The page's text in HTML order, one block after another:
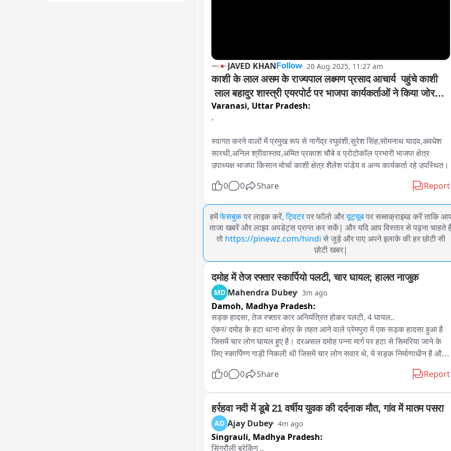
JAVED KHAN Follow 20 Aug 2025, 11:27 am
काशी के लाल असम के राज्यपाल लक्ष्मण प्रसाद आचार्य  पहुंचे काशी
लाल बहादुर शास्त्री एयरपोर्ट पर भाजपा कार्यकर्ताओं ने किया जोरदार
स्वागत कियागया
Varanasi, Uttar Pradesh:
,
स्वागत करने वालों में प्रमुख रूप से नागेंद्र रघुवंशी,सुरेश सिंह,सोमनाथ यादव,अवधेश
सारथी,अनिल श्रीवास्तव,अमित प्रकाश चौबे व प्रोटोकॉल प्रभारी भाजपा क्षेत्र
उपाध्यक्ष भाजपा किसान मोर्चा काशी क्षेत्र शैलेश पांडेय व अन्य कार्यकर्ता रहे उपस्थित।
0 0 Share Report
हमेंफेसबुक पर लाइक करें, ट्विटर पर फॉलो औरयूट्यूब पर सब्सक्राइब्ड करें ताकि
ताजा खबरें और लाइव अपडेट्स प्राप्त कर सकें| और यदि आप विस्तार से पढ़ना चाहते
तो https://pinewz.com/hindi से जुड़े और पाए अपने इलाके की हर छोटी सी
छोटी खबर|
दमोह में तेज रफ्तार स्कार्पियो पलटी, चार घायल; हालत नाजुक
MD Mahendra Dubey 3m ago
Damoh, Madhya Pradesh:
सड़क हादसा, तेज रफ्तार कार अनियंत्रित होकर पलटी, 4 घायल..
एंकर/ दमोह के हटा थाना क्षेत्र के तहत आने वाले प्रेमपुरा में एक सड़क हादसा हुआ है
जिसमें चार लोग घायल हुए है। दरअसल दमोह पन्ना मार्ग पर हटा से सिमरिया जाने के
लिए स्कार्पिण्ग गाड़ी निकली थी जिसमें चार लोग सवार थे, ये सड़क निर्माणाधीन है और
कार को सही किया और उसमें फंसे लोगों को निकाला मौके पर पहुंची पुलिस ने घायलों
किया गया है। सभी घायल पन्ना जिले के सिमरिया के रहने वाले हैं। पुलिस मामले की
जांच में जुटी है।
0 0 Share Report
हर्रहवा नदी में डूबे 21 वर्षीय युवक की दर्दनाक मौत, गांव में मातम पसरा
AD Ajay Dubey 4m ago
Singrauli, Madhya Pradesh:
सिंगरौली ब्रेकिंग ..